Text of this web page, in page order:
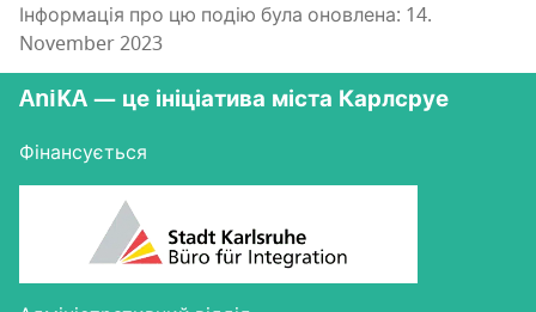
Інформація про цю подію була оновлена: 14.
November 2023
AniKA — це ініціатива міста Карлсруе
Фінансується